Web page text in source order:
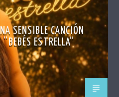
SENSIBLE CANCIÓN
“BEBÉS ESTRELLA”